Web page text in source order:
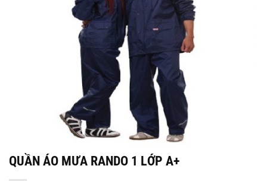
QUẦN ÁO MƯA RANDO 1 LỚP A+